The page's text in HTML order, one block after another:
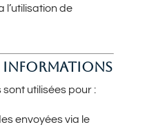
l’utilisation de
INFORMATIONS
utilisées pour :
envoyées via le